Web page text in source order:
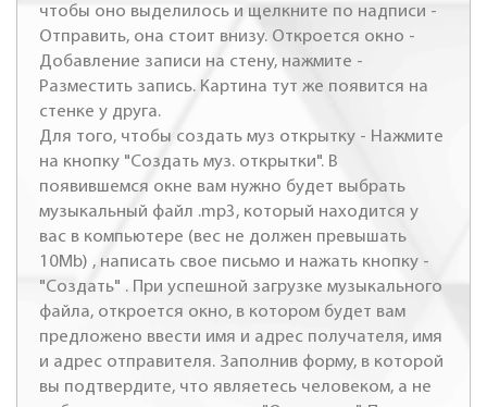
чтобы оно выделилось и щелкните по надписи -
Отправить, она стоит внизу. Откроется окно -
Добавление записи на стену, нажмите -
Разместить запись. Картина тут же появится на
стенке у друга.
Для того, чтобы создать муз открытку - Нажмите
на кнопку "Создать муз. открытки". В
появившемся окне вам нужно будет выбрать
музыкальный файл .mp3, который находится у
вас в компьютере (вес не должен превышать
10Mb) , написать свое письмо и нажать кнопку -
"Создать" . При успешной загрузке музыкального
файла, откроется окно, в котором будет вам
предложено ввести имя и адрес получателя, имя
и адрес отправителя. Заполнив форму, в которой
вы подтвердите, что являетесь человеком, а не